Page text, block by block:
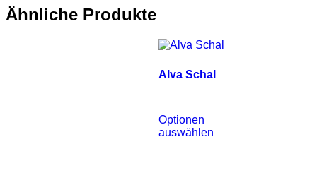
Ähnliche Produkte
Alva Schal
Optionen
auswählen